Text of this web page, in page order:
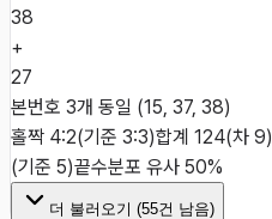
38
+
27
본번호 3개 동일 (15, 37, 38)
홀짝 4:2(기준 3:3)합계 124(차 9)
(기준 5)끝수분포 유사 50%
더 불러오기 (55건 남음)